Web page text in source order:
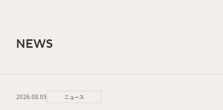
NEWS
2026.08.05 ニュース